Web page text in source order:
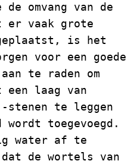
de omvang van de
vaak grote
is het
voor een goede
te raden om
een laag van
te leggen
toegevoegd.
water af te
dat de wortels van